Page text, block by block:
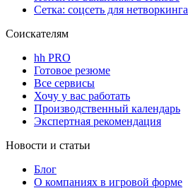
Сетка: соцсеть для нетворкинга
Соискателям
hh PRO
Готовое резюме
Все сервисы
Хочу у вас работать
Производственный календарь
Экспертная рекомендация
Новости и статьи
Блог
О компаниях в игровой форме